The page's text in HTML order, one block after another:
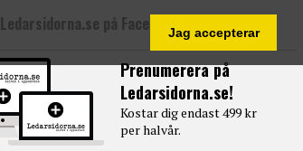
Jag accepterar
Prenumerera på
Ledarsidorna.se!
Kostar dig endast 499 kr
per halvår.
Ledarsidorna.se på Facebook